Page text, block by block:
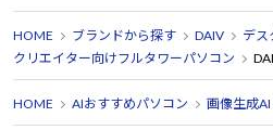
HOME ブランドから探す DAIV
デス
クリエイター向けフルタワーパソコン
HOME AIおすすめパソコン 画像生成